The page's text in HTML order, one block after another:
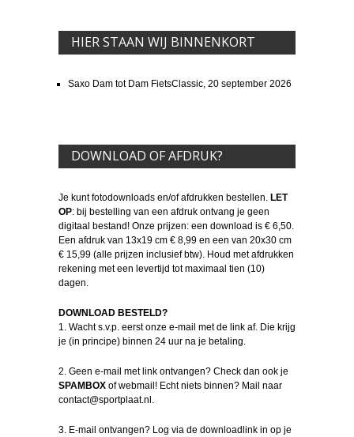
HIER STAAN WIJ BINNENKORT
Saxo Dam tot Dam FietsClassic, 20 september 2026
DOWNLOAD OF AFDRUK?
Je kunt fotodownloads en/of afdrukken bestellen. LET
OP: bij bestelling van een afdruk ontvang je geen
digitaal bestand! Onze prijzen: een download is € 6,50.
Een afdruk van 13x19 cm € 8,99 en een van 20x30 cm
€ 15,99 (alle prijzen inclusief btw). Houd met afdrukken
rekening met een levertijd tot maximaal tien (10)
dagen.
DOWNLOAD BESTELD?
1. Wacht s.v.p. eerst onze e-mail met de link af. Die krijg
je (in principe) binnen 24 uur na je betaling.
2. Geen e-mail met link ontvangen? Check dan ook je
SPAMBOX of webmail! Echt niets binnen? Mail naar
contact@sportplaat.nl.
3. E-mail ontvangen? Log via de downloadlink in op je